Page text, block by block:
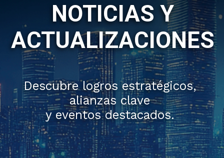
NOTICIAS Y
ACTUALIZACIONES
Descubre logros estratégicos,
alianzas clave
y eventos destacados.